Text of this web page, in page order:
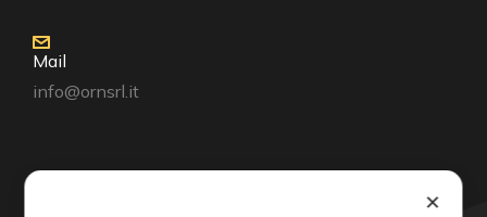
Mail
info@ornsrl.it
✕